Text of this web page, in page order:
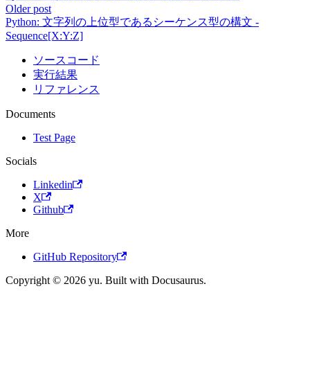
Older post
Python: 文字列の上位型であるシーケンス型の構文 -
Sequence[X:Y:Z]
ソースコード
実行結果
リファレンス
Documents
Test Page
Socials
Linkedin
X
Github
More
GitHub Repository
Copyright © 2026 yu. Built with Docusaurus.